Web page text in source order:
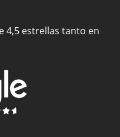
4,5 estrellas tanto en